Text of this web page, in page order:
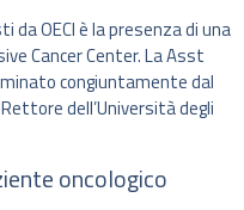
da OECI è la presenza di una
Cancer Center. La Asst
congiuntamente dal
dell’Università degli
oncologico